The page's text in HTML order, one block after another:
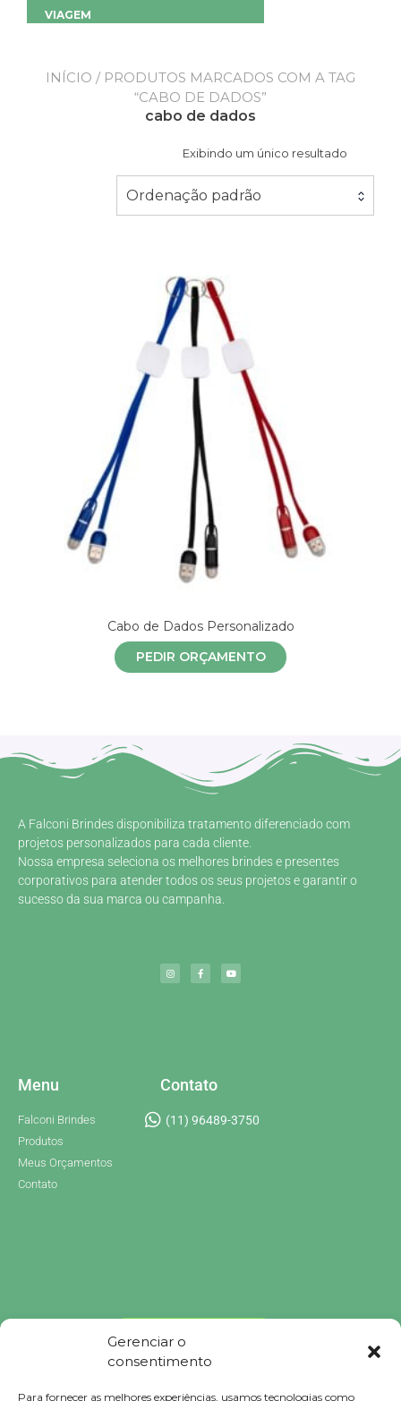
Gerenciar o
consentimento
Para fornecer as melhores experiências, usamos tecnologias como
INÍCIO / PRODUTOS MARCADOS COM A TAG
“CABO DE DADOS”
cabo de dados
Exibindo um único resultado
Ordenação padrão
Cabo de Dados Personalizado
PEDIR ORÇAMENTO
VIAGEM
A Falconi Brindes disponibiliza tratamento diferenciado com
projetos personalizados para cada cliente.
Nossa empresa seleciona os melhores brindes e presentes
corporativos para atender todos os seus projetos e garantir o
sucesso da sua marca ou campanha.
Menu
Falconi Brindes
Produtos
Meus Orçamentos
Contato
Contato
(11) 96489-3750